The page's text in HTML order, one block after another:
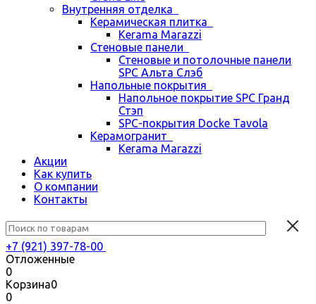
Внутренняя отделка
Керамическая плитка
Kerama Marazzi
Стеновые панели
Стеновые и потолочные панели
SPC Альта Слэб
Напольные покрытия
Напольное покрытие SPC Гранд
Стэп
SPC-покрытия Docke Tavola
Керамогранит
Kerama Marazzi
Акции
Как купить
О компании
Контакты
+7 (921) 397-78-00
Отложенные
0
Корзина0
0